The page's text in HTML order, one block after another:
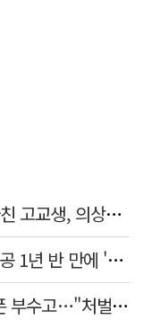
'장윤기 사건' 피해 여고생 돕다가 다친 고교생, 의상자 인정
"아파트 외벽 테라스가 통째로"…준공 1년 반 만에 '아찔 사고'
전북 경찰 간부 '女교사 몰카' 아들 폰 부수고…"처벌 못하는 사안" 내부망에 글